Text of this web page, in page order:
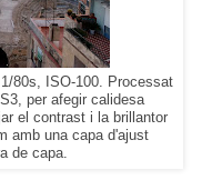
80s, ISO-100. Processat
per afegir calidesa
el contrast i la brillantor
amb una capa d'ajust
de capa.